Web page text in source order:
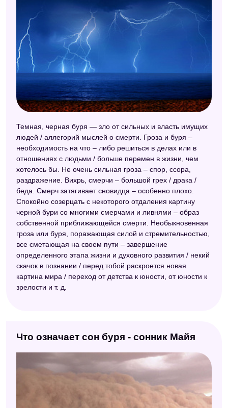
Темная, черная буря — зло от сильных и власть имущих
людей / аллегорий мыслей о смерти. Гроза и буря –
необходимость на что – либо решиться в делах или в
отношениях с людьми / больше перемен в жизни, чем
хотелось бы. Не очень сильная гроза – спор, ссора,
раздражение. Вихрь, смерчи – большой грех / драка /
беда. Смерч затягивает сновидца – особенно плохо.
Спокойно созерцать с некоторого отдаления картину
черной бури со многими смерчами и ливнями – образ
собственной приближающейся смерти. Необыкновенная
гроза или буря, поражающая силой и стремительностью,
все сметающая на своем пути – завершение
определенного этапа жизни и духовного развития / некий
скачок в познании / перед тобой раскроется новая
картина мира / переход от детства к юности, от юности к
зрелости и т. д.
Что означает сон буря - сонник Майя